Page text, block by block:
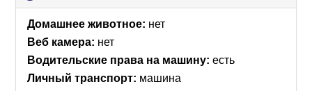
to
Домашнее животное: нет
Веб камера: нет
Водительские права на машину: есть
Личный транспорт: машина